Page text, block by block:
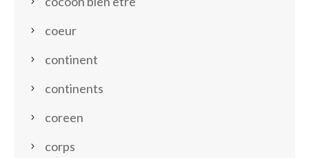
coeur
continent
continents
coreen
corps